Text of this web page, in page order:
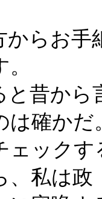
お手紙
と昔か
は確かだ
ェック
、私は政